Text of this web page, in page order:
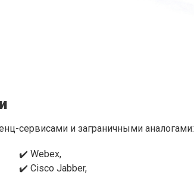
сервисами и заграничными аналогами:
✔️ Webex,
✔️ Cisco Jabber,